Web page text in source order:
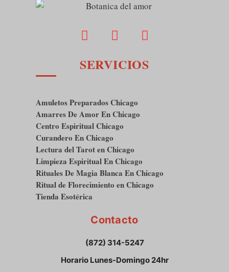
SERVICIOS
Amuletos Preparados Chicago
Amarres De Amor En Chicago
Centro Espiritual Chicago
Curandero En Chicago
Lectura del Tarot en Chicago
Limpieza Espiritual En Chicago
Rituales De Magia Blanca En Chicago
Ritual de Florecimiento en Chicago
Tienda Esotérica
Contacto
(872) 314-5247
Horario Lunes-Domingo 24hr